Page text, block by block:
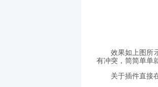
效果如上图所
有冲突，简简单单
关于插件直接